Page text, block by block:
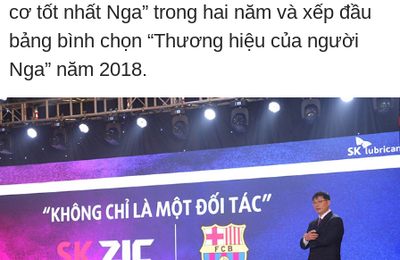
cơ tốt nhất Nga” trong hai năm và xếp đầu
bảng bình chọn “Thương hiệu của người
Nga” năm 2018.